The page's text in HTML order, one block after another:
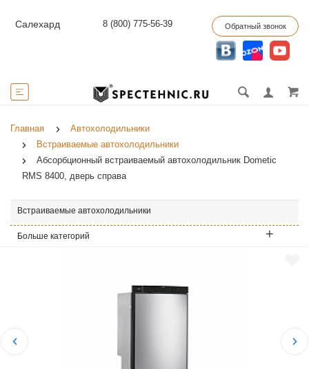
Салехард 8 (800) 775-56-39 Обратный звонок
Главная
Автохолодильники
Встраиваемые автохолодильники
Абсорбционный встраиваемый автохолодильник Dometic
RMS 8400, дверь справа
Встраиваемые автохолодильники
Больше категорий